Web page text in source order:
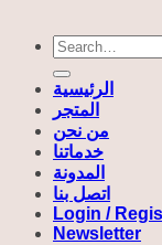
Search
for:
الرئيسية
المتجر
من نحن
خدماتنا
المدونة
اتصل بنا
Login /
Newsletter